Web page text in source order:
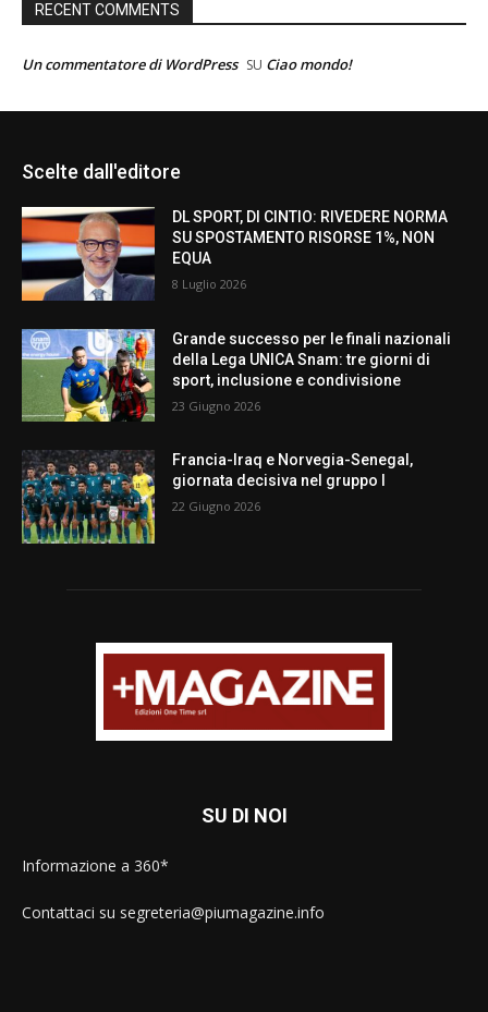
RECENT COMMENTS
Un commentatore di WordPress SU Ciao mondo!
Scelte dall'editore
DL SPORT, DI CINTIO: RIVEDERE NORMA
SU SPOSTAMENTO RISORSE 1%, NON
EQUA
8 Luglio 2026
Grande successo per le finali nazionali
della Lega UNICA Snam: tre giorni di
sport, inclusione e condivisione
23 Giugno 2026
Francia-Iraq e Norvegia-Senegal,
giornata decisiva nel gruppo I
22 Giugno 2026
SU DI NOI
Informazione a 360*
Contattaci su segreteria@piumagazine.info